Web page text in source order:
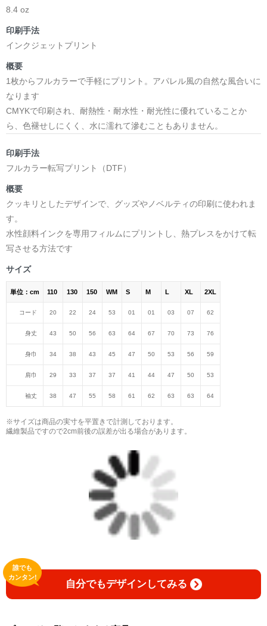
8.4 oz
印刷手法
インクジェットプリント
概要
1枚からフルカラーで手軽にプリント。アパレル風の自然な風合いに
なります
CMYKで印刷され、耐熱性・耐水性・耐光性に優れていることか
ら、色褪せしにくく、水に濡れて滲むこともありません。
印刷手法
フルカラー転写プリント（DTF）
概要
クッキリとしたデザインで、グッズやノベルティの印刷に使われま
す。
水性顔料インクを専用フィルムにプリントし、熱プレスをかけて転
写させる方法です
サイズ
単位：cm 110 130 150 WM S M L XL 2XL
コード 20 22 24 53 01 01 03 07 62
身丈 43 50 56 63 64 67 70 73 76
身巾 34 38 43 45 47 50 53 56 59
肩巾 29 33 37 37 41 44 47 50 53
袖丈 38 47 55 58 61 62 63 63 64
※サイズは商品の実寸を平置きで計測しております。
繊維製品ですので2cm前後の誤差が出る場合があります。
自分でもデザインしてみる
誰でも
カンタン!